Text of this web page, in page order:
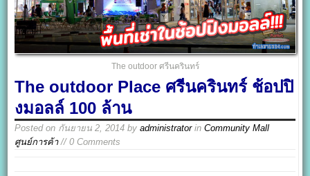
The outdoor ศรีนครินทร์
The outdoor Place ศรีนครินทร์ ช้อปปิ
งมอลล์ 100 ล้าน
Posted on กันยายน 2, 2014 byadministratorinCommunity Mall
ศูนย์การค้า// 0 Comments